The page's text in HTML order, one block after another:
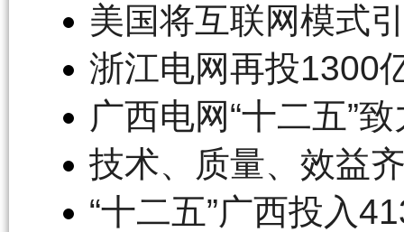
美国将互联网模式
浙江电网再投1300
广西电网“十二五”
技术、质量、效益
“十二五”广西投入